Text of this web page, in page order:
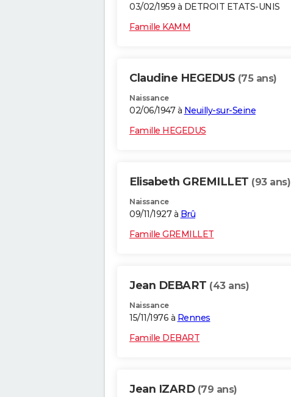
03/02/1959 à DETROIT ETATS-UNIS
Famille KAMM
Claudine HEGEDUS (75 ans)
Naissance
02/06/1947 à Neuilly-sur-Seine
Famille HEGEDUS
Elisabeth GREMILLET (93 ans)
Naissance
09/11/1927 à Brû
Famille GREMILLET
Jean DEBART (43 ans)
Naissance
15/11/1976 à Rennes
Famille DEBART
Jean IZARD (79 ans)